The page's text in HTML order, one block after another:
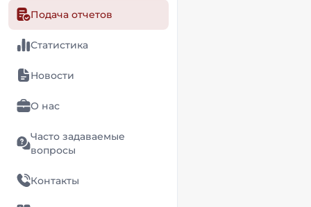
Подача отчетов
Статистика
Новости
О нас
Часто задаваемые
вопросы
Контакты